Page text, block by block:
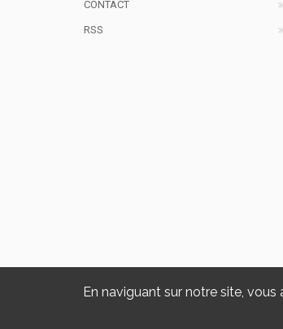
En naviguant sur notre site,
CONTACT
RSS